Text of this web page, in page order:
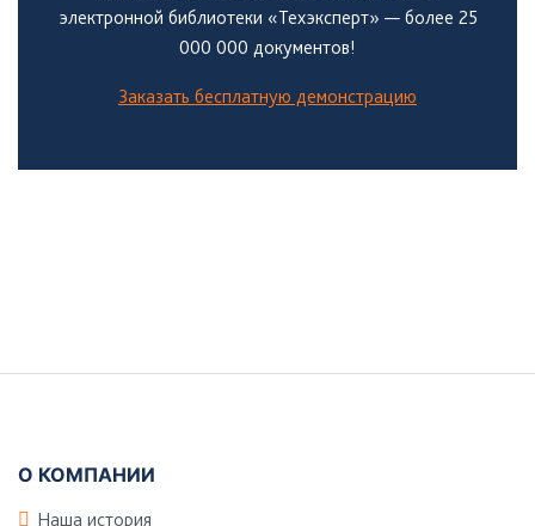
электронной библиотеки «Техэксперт» — более 25
000 000 документов!
Заказать бесплатную демонстрацию
О КОМПАНИИ
Наша история